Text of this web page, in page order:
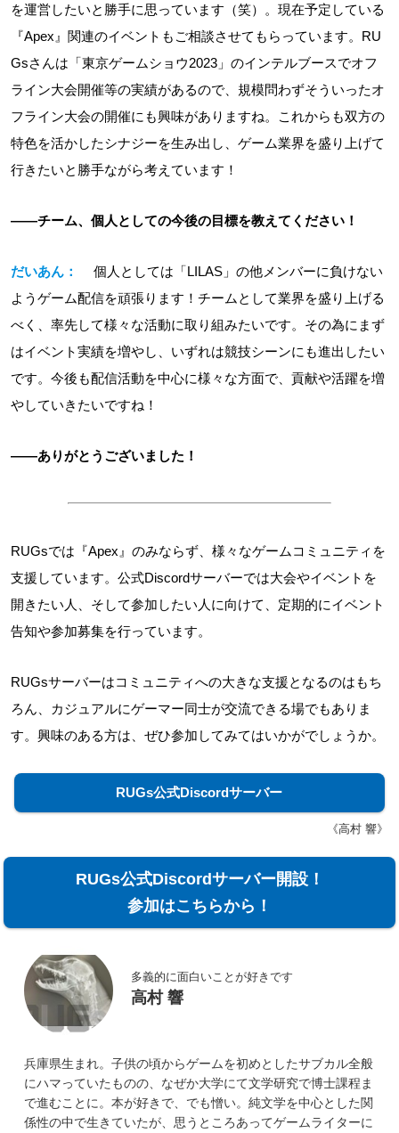
を運営したいと勝手に思っています（笑）。現在予定している
『Apex』関連のイベントもご相談させてもらっています。RU
Gsさんは「東京ゲームショウ2023」のインテルブースでオフ
ライン大会開催等の実績があるので、規模問わずそういったオ
フライン大会の開催にも興味がありますね。これからも双方の
特色を活かしたシナジーを生み出し、ゲーム業界を盛り上げて
行きたいと勝手ながら考えています！
――チーム、個人としての今後の目標を教えてください！
だいあん：
個人としては「LILAS」の他メンバーに負けない
ようゲーム配信を頑張ります！チームとして業界を盛り上げる
べく、率先して様々な活動に取り組みたいです。その為にまず
はイベント実績を増やし、いずれは競技シーンにも進出したい
です。今後も配信活動を中心に様々な方面で、貢献や活躍を増
やしていきたいですね！
――ありがとうございました！
RUGsでは『Apex』のみならず、様々なゲームコミュニティを
支援しています。公式Discordサーバーでは大会やイベントを
開きたい人、そして参加したい人に向けて、定期的にイベント
告知や参加募集を行っています。
RUGsサーバーはコミュニティへの大きな支援となるのはもち
ろん、カジュアルにゲーマー同士が交流できる場でもありま
す。興味のある方は、ぜひ参加してみてはいかがでしょうか。
RUGs公式Discordサーバー
《高村 響》
RUGs公式Discordサーバー開設！
参加はこちらから！
多義的に面白いことが好きです
高村 響
兵庫県生まれ。子供の頃からゲームを初めとしたサブカル全般
にハマっていたものの、なぜか大学にて文学研究で博士課程ま
で進むことに。本が好きで、でも憎い。純文学を中心とした関
係性の中で生きていたが、思うところあってゲームライターに